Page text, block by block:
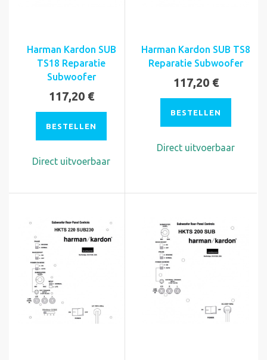
Harman Kardon SUB
TS18 Reparatie
Subwoofer
117,20 €
BESTELLEN
Direct uitvoerbaar
Harman Kardon SUB TS8
Reparatie Subwoofer
117,20 €
BESTELLEN
Direct uitvoerbaar